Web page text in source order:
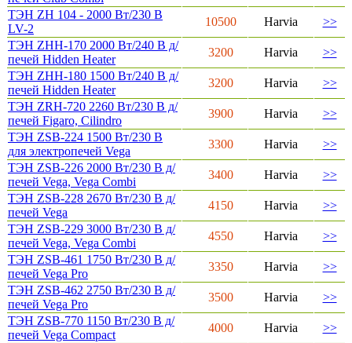
ТЭН ZH 104 - 2000 Вт/230 В
LV-2
10500 Harvia
>>
ТЭН ZHH-170 2000 Вт/240 В д/
печей Hidden Heater
3200 Harvia
>>
ТЭН ZHH-180 1500 Вт/240 В д/
печей Hidden Heater
3200 Harvia
>>
ТЭН ZRH-720 2260 Вт/230 В д/
печей Figaro, Cilindro
3900 Harvia
>>
ТЭН ZSB-224 1500 Вт/230 В
для электропечей Vega
3300 Harvia
>>
ТЭН ZSB-226 2000 Вт/230 В д/
печей Vega, Vega Combi
3400 Harvia
>>
ТЭН ZSB-228 2670 Вт/230 В д/
печей Vega
4150 Harvia
>>
ТЭН ZSB-229 3000 Вт/230 В д/
печей Vega, Vega Combi
4550 Harvia
>>
ТЭН ZSB-461 1750 Вт/230 В д/
печей Vega Pro
3350 Harvia
>>
ТЭН ZSB-462 2750 Вт/230 В д/
печей Vega Pro
3500 Harvia
>>
ТЭН ZSB-770 1150 Вт/230 В д/
печей Vega Compact
4000 Harvia
>>